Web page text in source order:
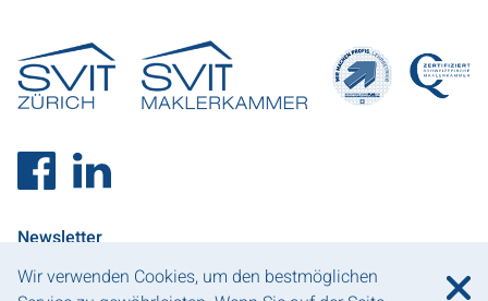
Newsletter
Anmelden
Wir verwenden Cookies, um den bestmöglichen